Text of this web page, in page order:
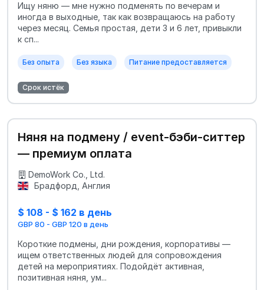
Ищу няню — мне нужно подменять по вечерам и
иногда в выходные, так как возвращаюсь на работу
через месяц. Семья простая, дети 3 и 6 лет, привыкли
к сп...
Без опыта Без языка Питание предоставляется
Срок истёк
Няня на подмену / event-бэби-ситтер
— премиум оплата
DemoWork Co., Ltd.
Брадфорд, Англия
$ 108 - $ 162 в день
GBP 80 - GBP 120 в день
Короткие подмены, дни рождения, корпоративы —
ищем ответственных людей для сопровождения
детей на мероприятиях. Подойдёт активная,
позитивная няня, ум...